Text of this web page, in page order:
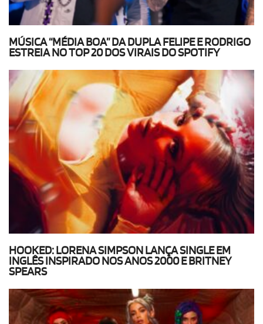
MÚSICA “MÉDIA BOA” DA DUPLA FELIPE E RODRIGO
ESTREIA NO TOP 20 DOS VIRAIS DO SPOTIFY
HOOKED: LORENA SIMPSON LANÇA SINGLE EM
INGLÊS INSPIRADO NOS ANOS 2000 E BRITNEY
SPEARS